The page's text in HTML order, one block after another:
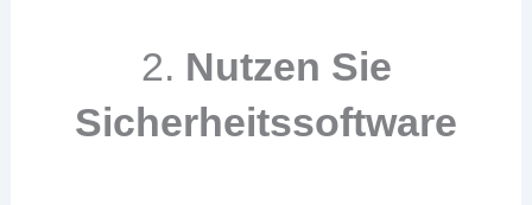
2. Nutzen Sie
Sicherheitssoftware